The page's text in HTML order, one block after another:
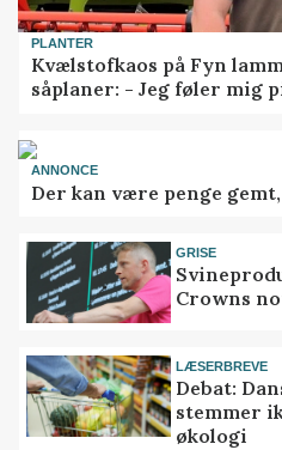
PLANTER
Kvælstofkaos på Fyn
såplaner: - Jeg føler mig
ANNONCE
Der kan være penge
GRISE
Crowns
LÆSERBREVE
Debat:
stemmer
økologi